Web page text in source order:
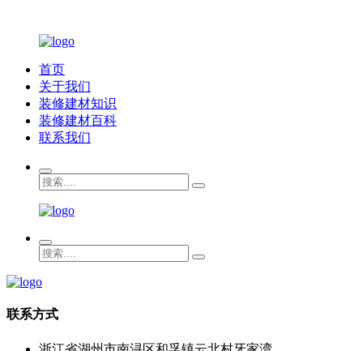
首页
关于我们
装修建材知识
装修建材百科
联系我们
联系方式